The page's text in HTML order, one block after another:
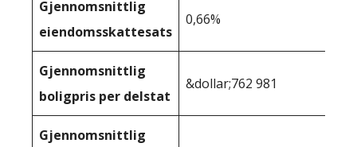
Gjennomsnittlig
eiendomsskattesats
0,66%
Gjennomsnittlig
boligpris per delstat
&dollar;762 981
Gjennomsnittlig